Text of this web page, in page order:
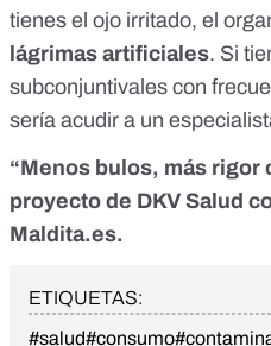
tienes el ojo irritado, el
lágrimas artificiales. Si
subconjuntivales con
sería acudir a un
“Menos bulos, más rigor
proyecto de DKV Salud
Maldita.es.
ETIQUETAS:
#salud#consumo